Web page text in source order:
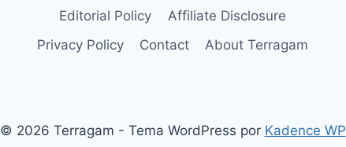
Editorial Policy
Affiliate Disclosure
Privacy Policy
Contact About Terragam
© 2026 Terragam - Tema WordPress por Kadence WP